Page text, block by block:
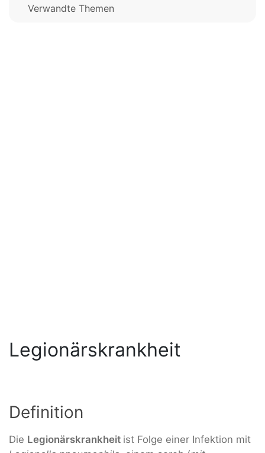
Verwandte Themen
Legionärskrankheit
Definition
Die Legionärskrankheit ist Folge einer Infektion mit